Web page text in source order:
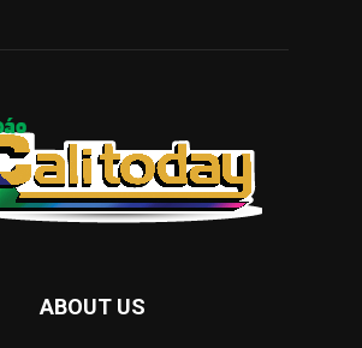
ABOUT US